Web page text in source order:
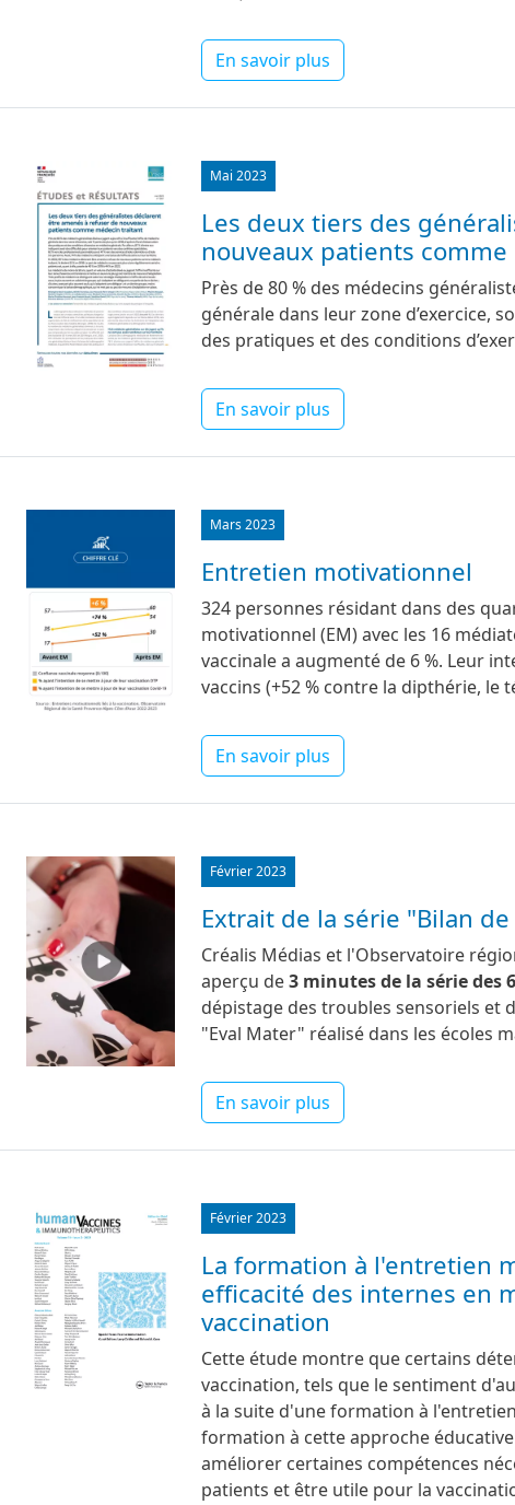
En savoir plus
Image Mai 2023
Les deux tiers des
nouveaux patients
Près de 80 % des médecins
générale dans leur zone d’exercice,
des pratiques et des conditions
En savoir plus
Mars 2023
Entretien motivationnel
324 personnes résidant dans des
motivationnel (EM) avec les 16
vaccinale a augmenté de 6 %. Leur
vaccins (+52 % contre la dipthérie, le
En savoir plus
Image Février 2023
Extrait de la série "Bilan
Créalis Médias et l'Observatoire
aperçu de3 minutes de la série des
dépistage des troubles sensoriels et
"Eval Mater" réalisé dans les écoles
En savoir plus
Image Février 2023
La formation à l'entretien
efficacité des internes en
vaccination
Cette étude montre que certains
vaccination, tels que le sentiment
à la suite d'une formation à
formation à cette approche
améliorer certaines compétences
patients et être utile pour la